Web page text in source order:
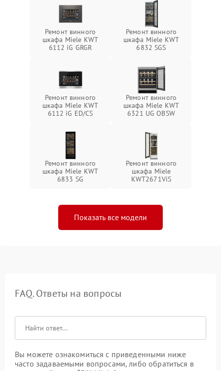
Ремонт винного
шкафа Miele KWT
6112 iG GRGR
Ремонт винного
шкафа Miele KWT
6832 SGS
Ремонт винного
шкафа Miele KWT
6112 iG ED/CS
Ремонт винного
шкафа Miele KWT
6321 UG OBSW
Ремонт винного
шкафа Miele KWT
6833 SG
Ремонт винного
шкафа Miele
KWT2671ViS
Показать все модели
FAQ. Ответы на вопросы
Вы можете ознакомиться с приведенными ниже
часто задаваемыми вопросами, либо обратиться в